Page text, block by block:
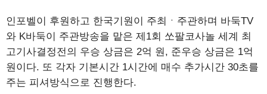
인포벨이 후원하고 한국기원이 주최ㆍ주관하며 바둑TV
와 K바둑이 주관방송을 맡은 제1회 쏘팔코사놀 세계 최
고기사결정전의 우승 상금은 2억 원, 준우승 상금은 1억
원이다. 또 각자 기본시간 1시간에 매수 추가시간 30초를
주는 피셔방식으로 진행한다.